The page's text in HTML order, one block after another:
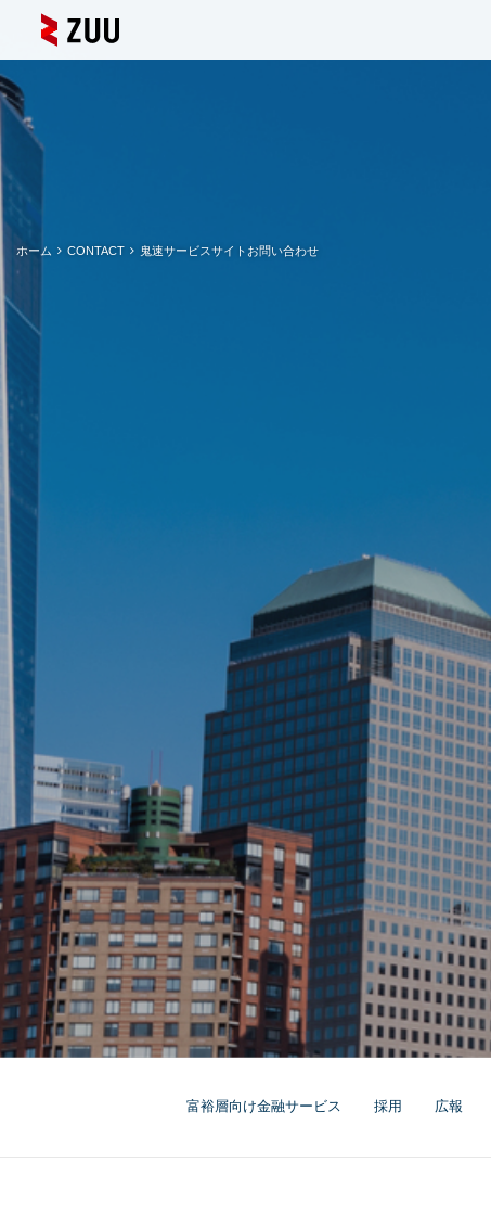
ホーム CONTACT 鬼速サービスサイトお問い合わせ
富裕層向け金融サービス 採用 広報